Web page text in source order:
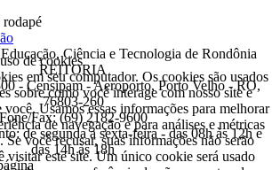
rodapé
Ciência e Tecnologia de Rondônia
REITORIA
- Censipam - Aeroporto, Porto Velho - RO,
76803-260
Fax: (69) 2182-9600
de segunda a sexta-feira - das 08h às 12h e
das 14h às 18h
de cookies
em seu computador. Os cookies são usados
sobre como você interage com nosso site e
Usamos essas informações para melhorar
de navegação e para análises e métricas
Se você recusar, suas informações não serão
visitar este site. Um único cookie será usado